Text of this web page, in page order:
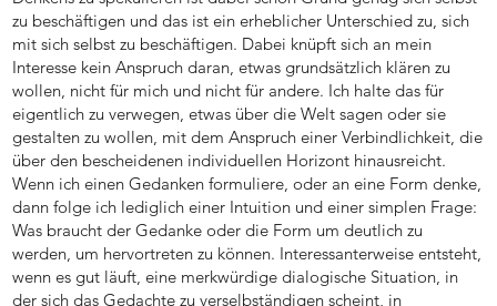
zu beschäftigen und das ist ein erheblicher Unterschied zu, sich
mit sich selbst zu beschäftigen. Dabei knüpft sich an mein
Interesse kein Anspruch daran, etwas grundsätzlich klären zu
wollen, nicht für mich und nicht für andere. Ich halte das für
eigentlich zu verwegen, etwas über die Welt sagen oder sie
gestalten zu wollen, mit dem Anspruch einer Verbindlichkeit, die
über den bescheidenen individuellen Horizont hinausreicht.
Wenn ich einen Gedanken formuliere, oder an eine Form denke,
dann folge ich lediglich einer Intuition und einer simplen Frage:
Was braucht der Gedanke oder die Form um deutlich zu
werden, um hervortreten zu können. Interessanterweise entsteht,
wenn es gut läuft, eine merkwürdige dialogische Situation, in
der sich das Gedachte zu verselbständigen scheint, in